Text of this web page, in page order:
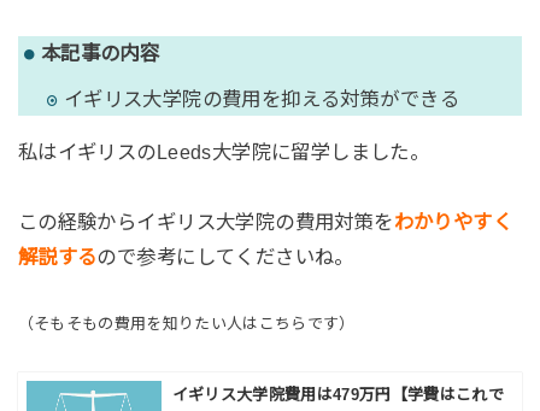
本記事の内容
イギリス大学院の費用を抑える対策ができる
私はイギリスのLeeds大学院に留学しました。
この経験からイギリス大学院の費用対策をわかりやすく
解説するので参考にしてくださいね。
（そもそもの費用を知りたい人はこちらです）
イギリス大学院費用は479万円【学費はこれで